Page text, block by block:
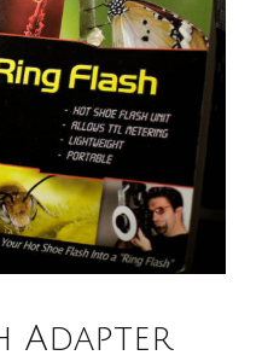
Adapter